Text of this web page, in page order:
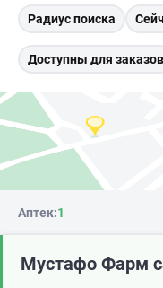
Радиус поиска
Доступны для заказов
Аптек:1
Мустафо Фарм